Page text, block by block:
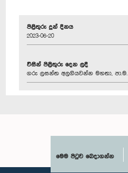
පිළිතුරු දුන් දිනය
2023-06-20
විසින් පිළිතුරු දෙන ලදී
ගරු ලසන්ත අලගියවන්න මහතා, පා.ම.
මෙම පිටුව බෙදාගන්න